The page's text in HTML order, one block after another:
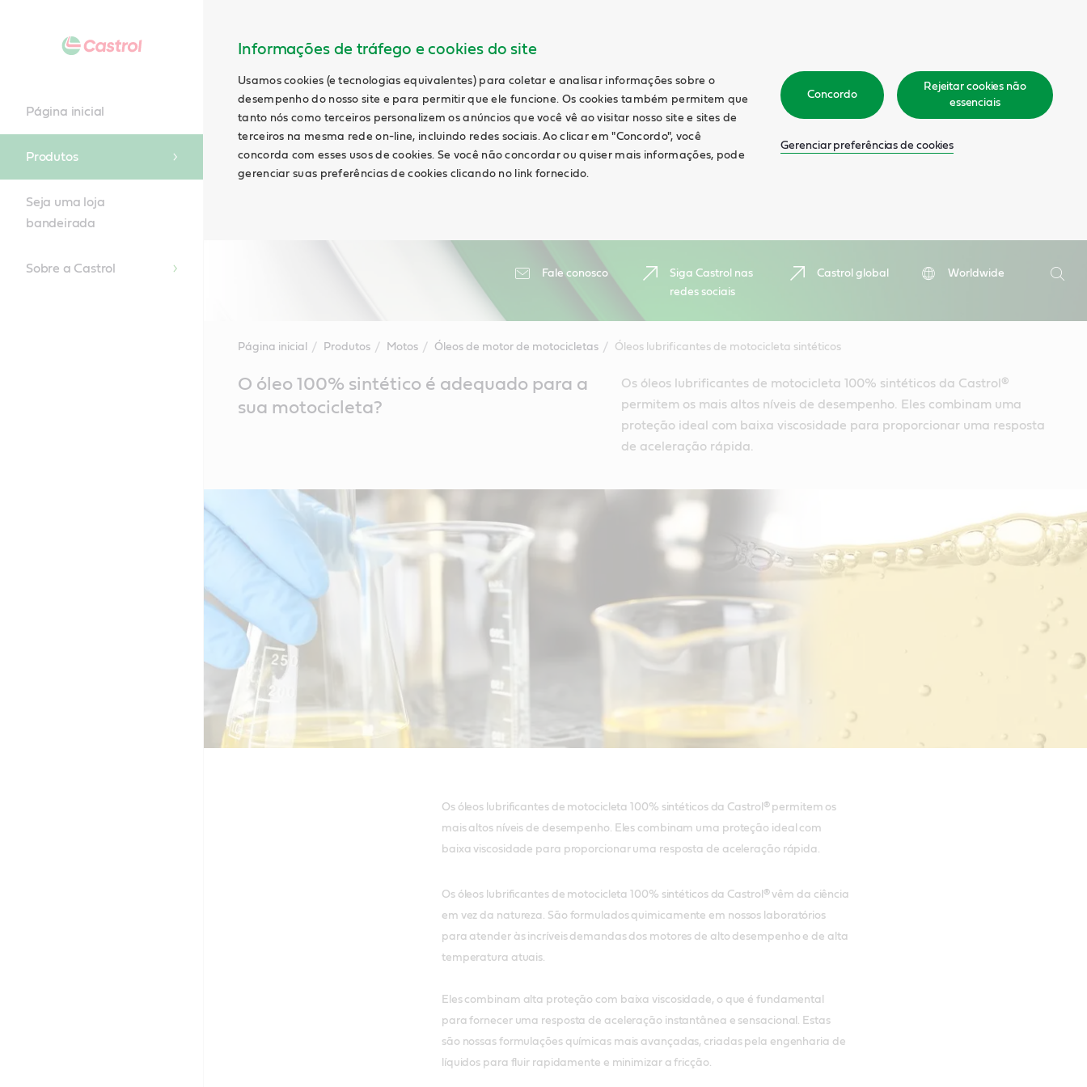
Informações de tráfego e cookies do site
Usamos cookies (e tecnologias equivalentes) para coletar e analisar informações sobre o
desempenho do nosso site e para permitir que ele funcione. Os cookies também permitem que
tanto nós como terceiros personalizem os anúncios que você vê ao visitar nosso site e sites de
terceiros na mesma rede on-line, incluindo redes sociais. Ao clicar em "Concordo", você
concorda com esses usos de cookies. Se você não concordar ou quiser mais informações, pode
gerenciar suas preferências de cookies clicando no link fornecido.
Concordo
Rejeitar cookies não
essenciais
Gerenciar preferências de cookies
Fale conosco
Siga Castrol nas
redes sociais
Castrol global
Worldwide
Página inicial
Produtos
Seja uma loja
bandeirada
Sobre a Castrol
Página inicial Produtos Motos Óleos de motor de motocicletas Óleos lubrificantes de motocicleta sintéticos
ContentO óleo 100% sintético é adequado para a
sua motocicleta?
Os óleos lubrificantes de motocicleta 100% sintéticos da Castrol®
permitem os mais altos níveis de desempenho. Eles combinam uma
proteção ideal com baixa viscosidade para proporcionar uma resposta
de aceleração rápida.
Os óleos lubrificantes de motocicleta 100% sintéticos da Castrol® permitem os
mais altos níveis de desempenho. Eles combinam uma proteção ideal com
baixa viscosidade para proporcionar uma resposta de aceleração rápida.
Os óleos lubrificantes de motocicleta 100% sintéticos da Castrol® vêm da ciência
em vez da natureza. São formulados quimicamente em nossos laboratórios
para atender às incríveis demandas dos motores de alto desempenho e de alta
temperatura atuais.
Eles combinam alta proteção com baixa viscosidade, o que é fundamental
para fornecer uma resposta de aceleração instantânea e sensacional. Estas
são nossas formulações químicas mais avançadas, criadas pela engenharia de
líquidos para fluir rapidamente e minimizar a fricção.